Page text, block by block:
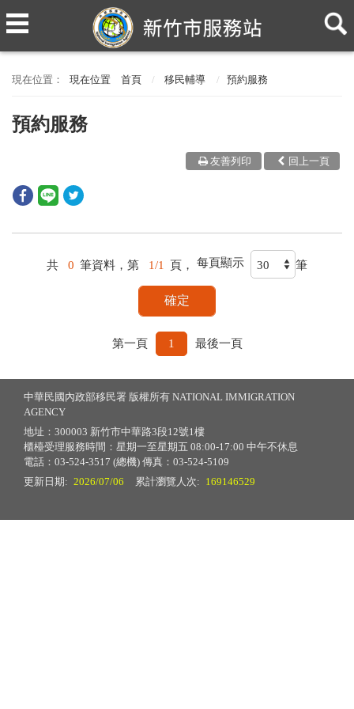
現在位置 首頁 移民輔導 預約服務
預約服務
回上一頁
友善列印
共 0 筆資料，第 1/1 頁， 每頁顯示 筆
第一頁 1 最後一頁
中華民國內政部移民署 版權所有 NATIONAL IMMIGRATION
AGENCY
地址：300003 新竹市中華路3段12號1樓
櫃檯受理服務時間：星期一至星期五 08:00-17:00 中午不休息
電話：03-524-3517 (總機) 傳真：03-524-5109
更新日期: 2026/07/06 累計瀏覽人次: 169146529